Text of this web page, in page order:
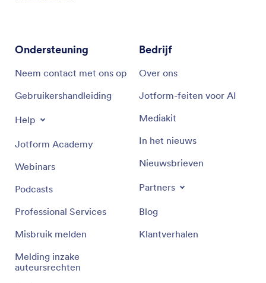
Ondersteuning
Neem contact met ons op
Gebruikershandleiding
Help
Jotform Academy
Webinars
Podcasts
Professional Services
Misbruik melden
Melding inzake
auteursrechten
Bedrijf
Over ons
Jotform-feiten voor AI
Mediakit
In het nieuws
Nieuwsbrieven
Partners
Blog
Klantverhalen